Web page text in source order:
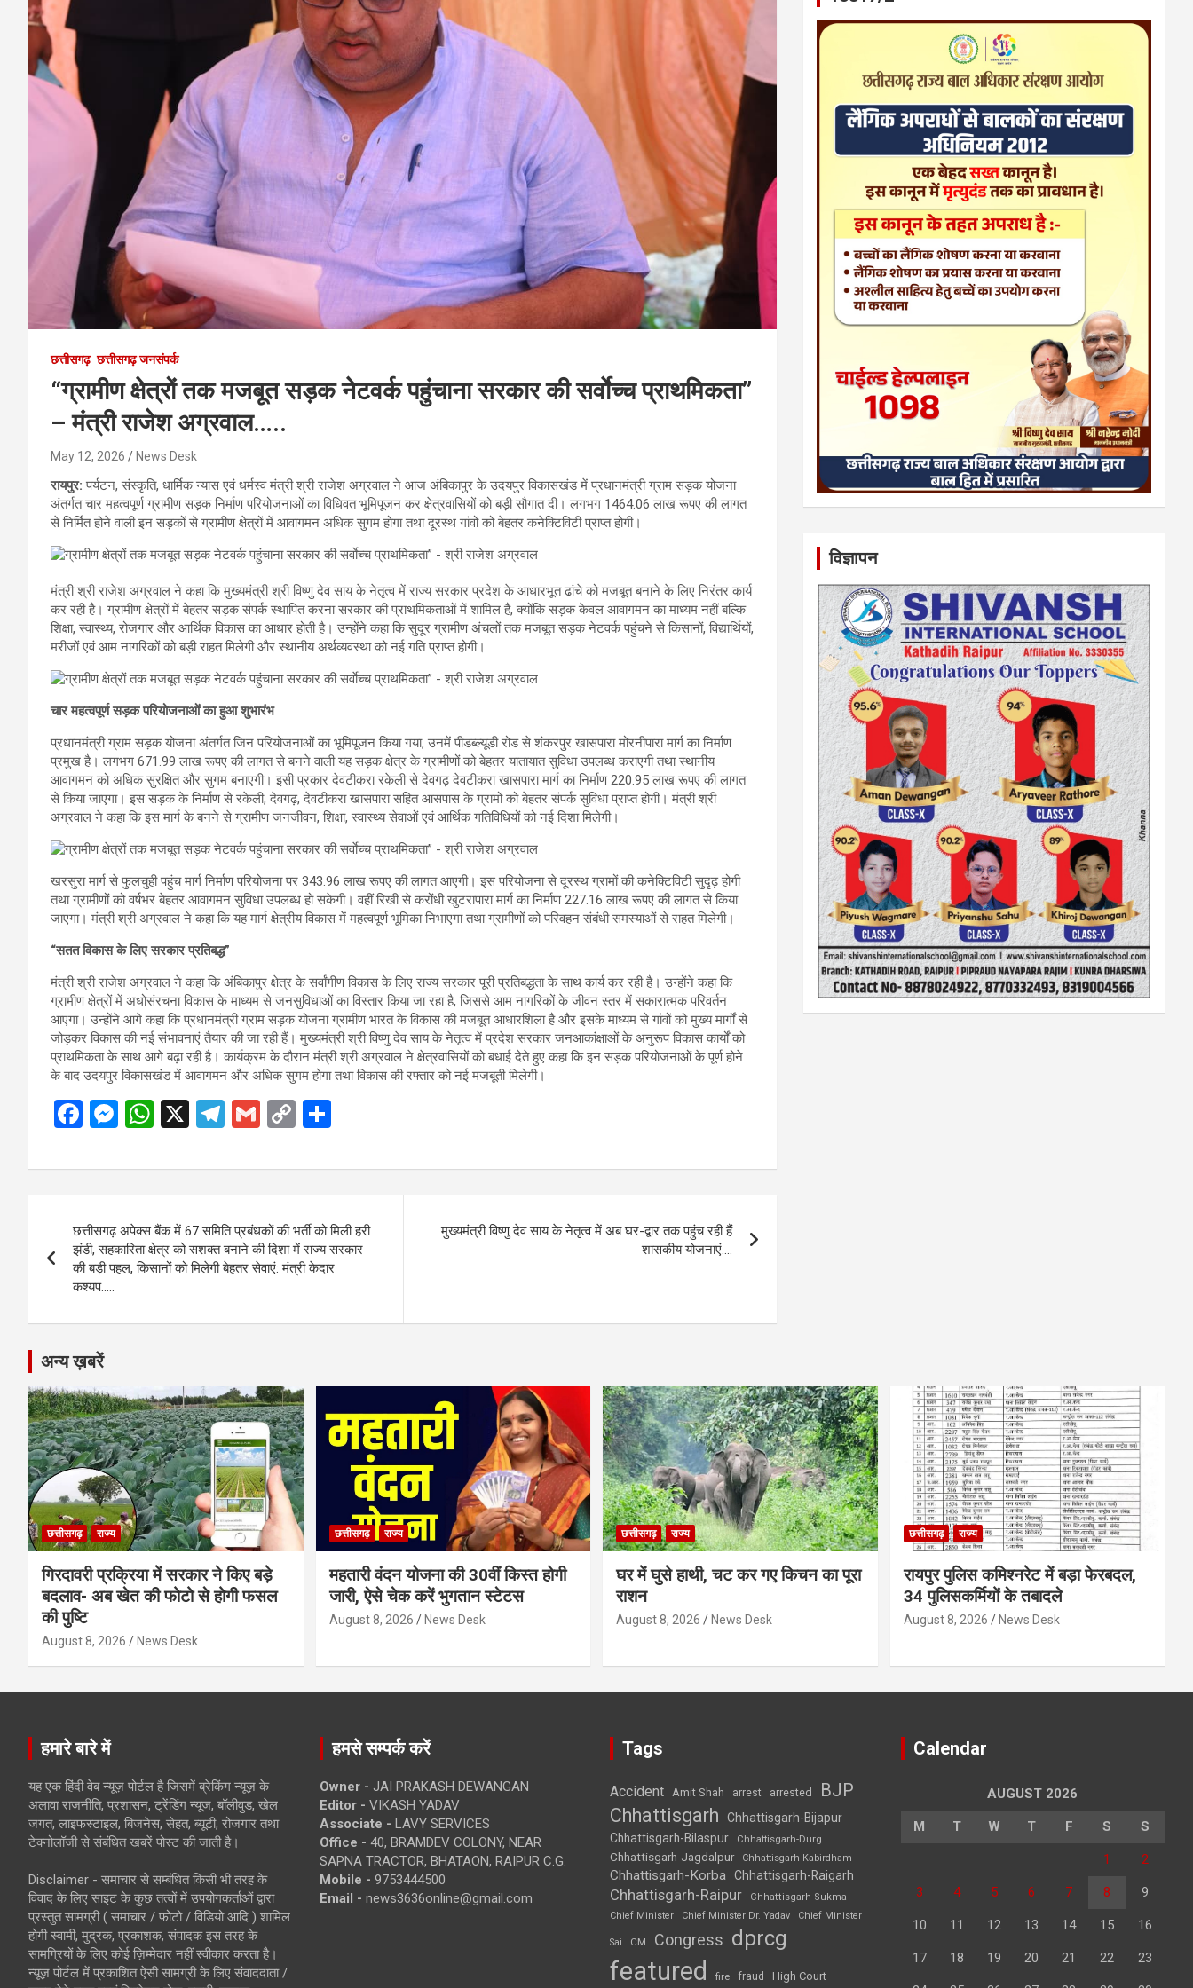
छत्तीसगढ़ छत्तीसगढ़ जनसंपर्क
“ग्रामीण क्षेत्रों तक मजबूत सड़क नेटवर्क पहुंचाना सरकार की सर्वाेच्च प्राथमिकता”
– मंत्री राजेश अग्रवाल…..
May 12, 2026 News Desk
रायपुर:पर्यटन, संस्कृति, धार्मिक न्यास एवं धर्मस्व मंत्री श्री राजेश अग्रवाल ने आज अंबिकापुर के उदयपुर विकासखंड में प्रधानमंत्री ग्राम सड़क योजना
अंतर्गत चार महत्वपूर्ण ग्रामीण सड़क निर्माण परियोजनाओं का विधिवत भूमिपूजन कर क्षेत्रवासियों को बड़ी सौगात दी। लगभग 1464.06 लाख रूपए की लागत
से निर्मित होने वाली इन सड़कों से ग्रामीण क्षेत्रों में आवागमन अधिक सुगम होगा तथा दूरस्थ गांवों को बेहतर कनेक्टिविटी प्राप्त होगी।
मंत्री श्री राजेश अग्रवाल ने कहा कि मुख्यमंत्री श्री विष्णु देव साय के नेतृत्व में राज्य सरकार प्रदेश के आधारभूत ढांचे को मजबूत बनाने के लिए निरंतर कार्य
कर रही है। ग्रामीण क्षेत्रों में बेहतर सड़क संपर्क स्थापित करना सरकार की प्राथमिकताओं में शामिल है, क्योंकि सड़क केवल आवागमन का माध्यम नहीं बल्कि
शिक्षा, स्वास्थ्य, रोजगार और आर्थिक विकास का आधार होती है। उन्होंने कहा कि सुदूर ग्रामीण अंचलों तक मजबूत सड़क नेटवर्क पहुंचने से किसानों, विद्यार्थियों,
मरीजों एवं आम नागरिकों को बड़ी राहत मिलेगी और स्थानीय अर्थव्यवस्था को नई गति प्राप्त होगी।
चार महत्वपूर्ण सड़क परियोजनाओं का हुआ शुभारंभ
प्रधानमंत्री ग्राम सड़क योजना अंतर्गत जिन परियोजनाओं का भूमिपूजन किया गया, उनमें पीडब्ल्यूडी रोड से शंकरपुर खासपारा मोरनीपारा मार्ग का निर्माण
प्रमुख है। लगभग 671.99 लाख रूपए की लागत से बनने वाली यह सड़क क्षेत्र के ग्रामीणों को बेहतर यातायात सुविधा उपलब्ध कराएगी तथा स्थानीय
आवागमन को अधिक सुरक्षित और सुगम बनाएगी। इसी प्रकार देवटीकरा रकेली से देवगढ़ देवटीकरा खासपारा मार्ग का निर्माण 220.95 लाख रूपए की लागत
से किया जाएगा। इस सड़क के निर्माण से रकेली, देवगढ़, देवटीकरा खासपारा सहित आसपास के ग्रामों को बेहतर संपर्क सुविधा प्राप्त होगी। मंत्री श्री
अग्रवाल ने कहा कि इस मार्ग के बनने से ग्रामीण जनजीवन, शिक्षा, स्वास्थ्य सेवाओं एवं आर्थिक गतिविधियों को नई दिशा मिलेगी।
खरसुरा मार्ग से फुलचुही पहुंच मार्ग निर्माण परियोजना पर 343.96 लाख रूपए की लागत आएगी। इस परियोजना से दूरस्थ ग्रामों की कनेक्टिविटी सुदृढ़ होगी
तथा ग्रामीणों को वर्षभर बेहतर आवागमन सुविधा उपलब्ध हो सकेगी। वहीं रिखी से करोंधी खुटरापारा मार्ग का निर्माण 227.16 लाख रूपए की लागत से किया
जाएगा। मंत्री श्री अग्रवाल ने कहा कि यह मार्ग क्षेत्रीय विकास में महत्वपूर्ण भूमिका निभाएगा तथा ग्रामीणों को परिवहन संबंधी समस्याओं से राहत मिलेगी।
“सतत विकास के लिए सरकार प्रतिबद्ध”
मंत्री श्री राजेश अग्रवाल ने कहा कि अंबिकापुर क्षेत्र के सर्वांगीण विकास के लिए राज्य सरकार पूरी प्रतिबद्धता के साथ कार्य कर रही है। उन्होंने कहा कि
ग्रामीण क्षेत्रों में अधोसंरचना विकास के माध्यम से जनसुविधाओं का विस्तार किया जा रहा है, जिससे आम नागरिकों के जीवन स्तर में सकारात्मक परिवर्तन
आएगा। उन्होंने आगे कहा कि प्रधानमंत्री ग्राम सड़क योजना ग्रामीण भारत के विकास की मजबूत आधारशिला है और इसके माध्यम से गांवों को मुख्य मार्गों से
जोड़कर विकास की नई संभावनाएं तैयार की जा रही हैं। मुख्यमंत्री श्री विष्णु देव साय के नेतृत्व में प्रदेश सरकार जनआकांक्षाओं के अनुरूप विकास कार्यों को
प्राथमिकता के साथ आगे बढ़ा रही है। कार्यक्रम के दौरान मंत्री श्री अग्रवाल ने क्षेत्रवासियों को बधाई देते हुए कहा कि इन सड़क परियोजनाओं के पूर्ण होने
के बाद उदयपुर विकासखंड में आवागमन और अधिक सुगम होगा तथा विकास की रफ्तार को नई मजबूती मिलेगी।
F
ce
o
o
k
M
se
g
er
W
at
A
p
p
X
T
e
a
m
G
ail
C
py
n
k
ar
navigation
छत्तीसगढ़ अपेक्स बैंक में 67 समिति प्रबंधकों की भर्ती को मिली हरी
झंडी, सहकारिता क्षेत्र को सशक्त बनाने की दिशा में राज्य सरकार
की बड़ी पहल, किसानों को मिलेगी बेहतर सेवाएं: मंत्री केदार
कश्यप…..
मुख्यमंत्री विष्णु देव साय के नेतृत्व में अब घर-द्वार तक पहुंच रही हैं
शासकीय योजनाएं….
विज्ञापन
अन्य ख़बरें
छत्तीसगढ़ राज्य
गिरदावरी प्रक्रिया में सरकार ने किए बड़े
बदलाव- अब खेत की फोटो से होगी फसल
की पुष्टि
August 8, 2026 News Desk
छत्तीसगढ़ राज्य
महतारी वंदन योजना की 30वीं किस्त होगी
जारी, ऐसे चेक करें भुगतान स्टेटस
August 8, 2026 News Desk
छत्तीसगढ़ राज्य
घर में घुसे हाथी, चट कर गए किचन का पूरा
राशन
August 8, 2026 News Desk
छत्तीसगढ़ राज्य
रायपुर पुलिस कमिश्नरेट में बड़ा फेरबदल,
34 पुलिसकर्मियों के तबादले
August 8, 2026 News Desk
हमारे बारे में
यह एक हिंदी वेब न्यूज़ पोर्टल है जिसमें ब्रेकिंग न्यूज़ के
अलावा राजनीति, प्रशासन, ट्रेंडिंग न्यूज, बॉलीवुड, खेल
जगत, लाइफस्टाइल, बिजनेस, सेहत, ब्यूटी, रोजगार तथा
टेक्नोलॉजी से संबंधित खबरें पोस्ट की जाती है।
Disclaimer - समाचार से सम्बंधित किसी भी तरह के
विवाद के लिए साइट के कुछ तत्वों में उपयोगकर्ताओं द्वारा
प्रस्तुत सामग्री ( समाचार / फोटो / विडियो आदि ) शामिल
होगी स्वामी, मुद्रक, प्रकाशक, संपादक इस तरह के
सामग्रियों के लिए कोई ज़िम्मेदार नहीं स्वीकार करता है।
न्यूज़ पोर्टल में प्रकाशित ऐसी सामग्री के लिए संवाददाता /
हमसे सम्पर्क करें
Owner - JAI PRAKASH DEWANGAN
Editor - VIKASH YADAV
Associate - LAVY SERVICES
Office - 40, BRAMDEV COLONY, NEAR
SAPNA TRACTOR, BHATAON, RAIPUR C.G.
Mobile - 9753444500
Email - news3636online@gmail.com
Tags
Accident Amit Shah arrest arrested BJP
Chhattisgarh
Chhattisgarh-Bijapur
Chhattisgarh-Bilaspur
Chhattisgarh-Durg
Chhattisgarh-Jagdalpur Chhattisgarh-Kabirdham
Chhattisgarh-Korba Chhattisgarh-Raigarh
Chhattisgarh-Raipur
Chhattisgarh-Sukma
Chief Minister
Chief Minister Dr. Yadav Chief Minister
Sai CM Congress dprcg
featured fire fraud High Court
Calendar
AUGUST 2026
M T W T F S S
1 2
3 4 5 6 7 8 9
10 11 12 13 14 15 16
17 18 19 20 21 22 23